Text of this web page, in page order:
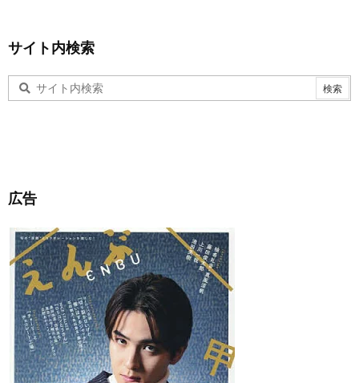
サイト内検索
広告